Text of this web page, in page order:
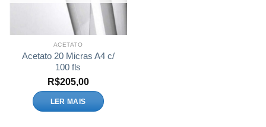
ACETATO
Acetato 20 Micras A4 c/
100 fls
R$205,00
LER MAIS